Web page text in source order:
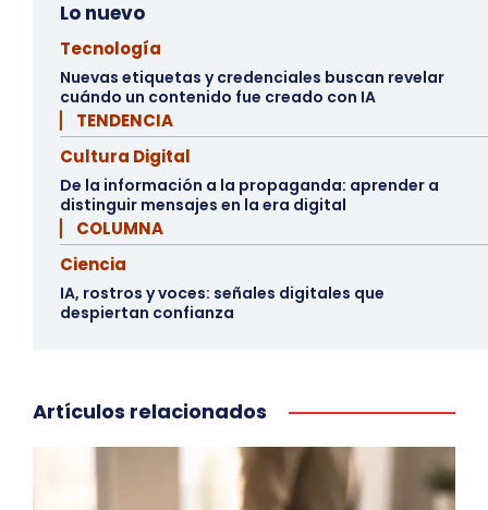
Lo nuevo
Tecnología
Nuevas etiquetas y credenciales buscan revelar
cuándo un contenido fue creado con IA
▏ TENDENCIA
Cultura Digital
De la información a la propaganda: aprender a
distinguir mensajes en la era digital
▏ COLUMNA
Ciencia
IA, rostros y voces: señales digitales que
despiertan confianza
Artículos relacionados